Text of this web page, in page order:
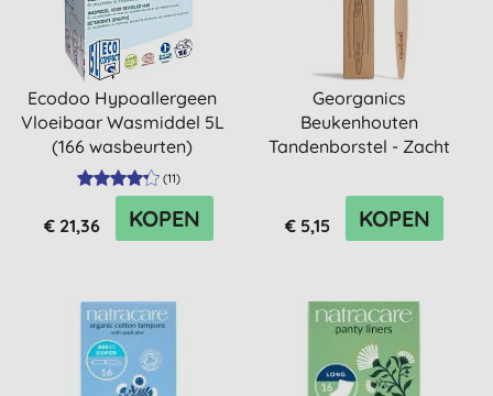
Ecodoo Hypoallergeen
Vloeibaar Wasmiddel 5L
(166 wasbeurten)
(11)
€ 21,36 KOPEN
Georganics
Beukenhouten
Tandenborstel - Zacht
€ 5,15 KOPEN